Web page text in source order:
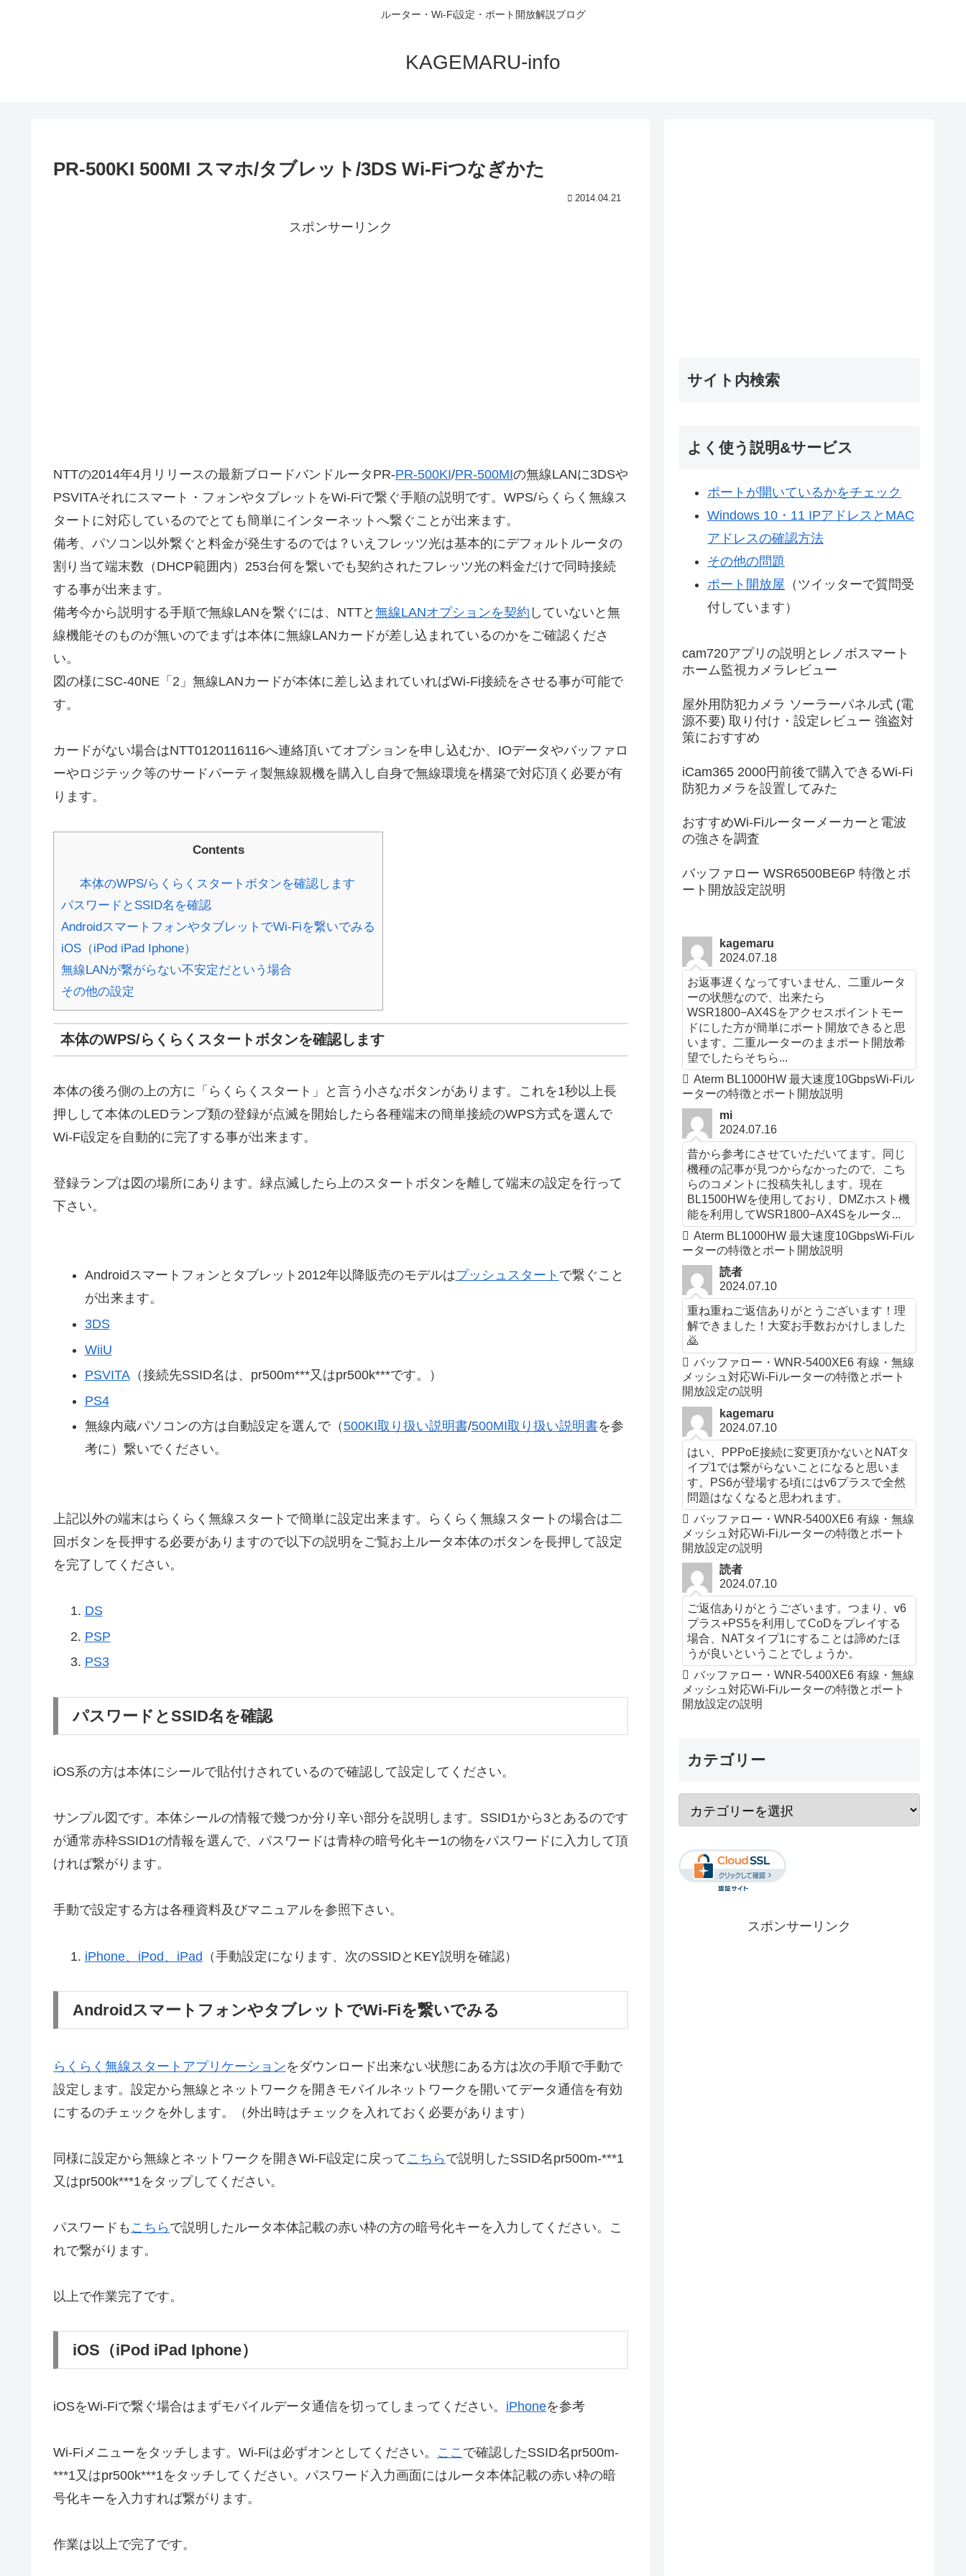
ルーター・Wi-Fi設定・ポート開放解説ブログ
KAGEMARU-info
PR-500KI 500MI スマホ/タブレット/3DS Wi-Fiつなぎかた
2014.04.21
スポンサーリンク
NTTの2014年4月リリースの最新ブロードバンドルータPR-PR-500KI/PR-500MIの無線LANに3DSや
PSVITAそれにスマート・フォンやタブレットをWi-Fiで繋ぐ手順の説明です。WPS/らくらく無線ス
タートに対応しているのでとても簡単にインターネットへ繋ぐことが出来ます。
備考、パソコン以外繋ぐと料金が発生するのでは？いえフレッツ光は基本的にデフォルトルータの
割り当て端末数（DHCP範囲内）253台何を繋いでも契約されたフレッツ光の料金だけで同時接続
する事が出来ます。
備考今から説明する手順で無線LANを繋ぐには、NTTと 無線LANオプションを契約 していないと無
線機能そのものが無いのでまずは本体に無線LANカードが差し込まれているのかをご確認くださ
い。
図の様にSC-40NE「2」無線LANカードが本体に差し込まれていればWi-Fi接続をさせる事が可能で
す。
カードがない場合はNTT0120116116へ連絡頂いてオプションを申し込むか、IOデータやバッファロ
ーやロジテック等のサードパーティ製無線親機を購入し自身で無線環境を構築で対応頂く必要が有
ります。
Contents
本体のWPS/らくらくスタートボタンを確認します
パスワードとSSID名を確認
AndroidスマートフォンやタブレットでWi-Fiを繋いでみる
iOS（iPod iPad Iphone）
無線LANが繋がらない不安定だという場合
その他の設定
本体のWPS/らくらくスタートボタンを確認します
本体の後ろ側の上の方に「らくらくスタート」と言う小さなボタンがあります。これを1秒以上長
押しして本体のLEDランプ類の登録が点滅を開始したら各種端末の簡単接続のWPS方式を選んで
Wi-Fi設定を自動的に完了する事が出来ます。
登録ランプは図の場所にあります。緑点滅したら上のスタートボタンを離して端末の設定を行って
下さい。
Androidスマートフォンとタブレット2012年以降販売のモデルはプッシュスタート で繋ぐこと
が出来ます。
3DS
WiiU
PSVITA（接続先SSID名は、pr500m***又はpr500k***です。）
PS4
無線内蔵パソコンの方は自動設定を選んで（500KI取り扱い説明書/500MI取り扱い説明書を参
考に）繋いでください。
上記以外の端末はらくらく無線スタートで簡単に設定出来ます。らくらく無線スタートの場合は二
回ボタンを長押する必要がありますので以下の説明をご覧お上ルータ本体のボタンを長押して設定
を完了してください。
DS
PSP
PS3
パスワードとSSID名を確認
iOS系の方は本体にシールで貼付けされているので確認して設定してください。
サンプル図です。本体シールの情報で幾つか分り辛い部分を説明します。SSID1から3とあるのです
が通常赤枠SSID1の情報を選んで、パスワードは青枠の暗号化キー1の物をパスワードに入力して頂
ければ繋がります。
手動で設定する方は各種資料及びマニュアルを参照下さい。
iPhone、iPod、iPad （手動設定になります、次のSSIDとKEY説明を確認）
AndroidスマートフォンやタブレットでWi-Fiを繋いでみる
らくらく無線スタートアプリケーションをダウンロード出来ない状態にある方は次の手順で手動で
設定します。設定から無線とネットワークを開きモバイルネットワークを開いてデータ通信を有効
にするのチェックを外します。（外出時はチェックを入れておく必要があります）
同様に設定から無線とネットワークを開きWi-Fi設定に戻って こちら で説明したSSID名pr500m-***1
又はpr500k***1をタップしてください。
パスワードも こちら で説明したルータ本体記載の赤い枠の方の暗号化キーを入力してください。こ
れで繋がります。
以上で作業完了です。
iOS（iPod iPad Iphone）
iOSをWi-Fiで繋ぐ場合はまずモバイルデータ通信を切ってしまってください。 iPhoneを参考
Wi-Fiメニューをタッチします。Wi-Fiは必ずオンとしてください。 ここ で確認したSSID名pr500m-
***1又はpr500k***1をタッチしてください。パスワード入力画面にはルータ本体記載の赤い枠の暗
号化キーを入力すれば繋がります。
作業は以上で完了です。
サイト内検索
よく使う説明&サービス
ポートが開いているかをチェック
Windows 10・11 IPアドレスとMAC
アドレスの確認方法
その他の問題
ポート開放屋 （ツイッターで質問受
付しています）
cam720アプリの説明とレノボスマート
ホーム監視カメラレビュー
屋外用防犯カメラ ソーラーパネル式 (電
源不要) 取り付け・設定レビュー 強盗対
策におすすめ
iCam365 2000円前後で購入できるWi-Fi
防犯カメラを設置してみた
おすすめWi-Fiルーターメーカーと電波
の強さを調査
バッファロー WSR6500BE6P 特徴とポ
ート開放設定説明
kagemaru
2024.07.18
お返事遅くなってすいません、二重ルータ
ーの状態なので、出来たら
WSR1800−AX4Sをアクセスポイントモー
ドにした方が簡単にポート開放できると思
います。二重ルーターのままポート開放希
望でしたらそちら...
Aterm BL1000HW 最大速度10GbpsWi-Fiル
ーターの特徴とポート開放説明
mi
2024.07.16
昔から参考にさせていただいてます。同じ
機種の記事が見つからなかったので、こち
らのコメントに投稿失礼します。現在
BL1500HWを使用しており、DMZホスト機
能を利用してWSR1800−AX4Sをルータ...
Aterm BL1000HW 最大速度10GbpsWi-Fiル
ーターの特徴とポート開放説明
読者
2024.07.10
重ね重ねご返信ありがとうございます！理
解できました！大変お手数おかけしました
🙇
バッファロー・WNR-5400XE6 有線・無線
メッシュ対応Wi-Fiルーターの特徴とポート
開放設定の説明
kagemaru
2024.07.10
はい、PPPoE接続に変更頂かないとNATタ
イプ1では繋がらないことになると思いま
す。PS6が登場する頃にはv6プラスで全然
問題はなくなると思われます。
バッファロー・WNR-5400XE6 有線・無線
メッシュ対応Wi-Fiルーターの特徴とポート
開放設定の説明
読者
2024.07.10
ご返信ありがとうございます。つまり、v6
プラス+PS5を利用してCoDをプレイする
場合、NATタイプ1にすることは諦めたほ
うが良いということでしょうか。
バッファロー・WNR-5400XE6 有線・無線
メッシュ対応Wi-Fiルーターの特徴とポート
開放設定の説明
カテゴリー
スポンサーリンク